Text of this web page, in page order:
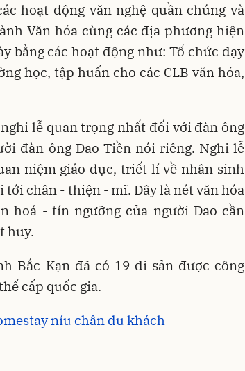
hoạt động văn nghệ quần chúng và
Văn hóa cùng các địa phương hiện
bằng các hoạt động như: Tổ chức dạy
học, tập huấn cho các CLB văn hóa,
lễ quan trọng nhất đối với đàn ông
đàn ông Dao Tiền nói riêng. Nghi lễ
niệm giáo dục, triết lí về nhân sinh
chân - thiện - mĩ. Đây là nét văn hóa
hoá - tín ngưỡng của người Dao cần
huy.
Bắc Kạn đã có 19 di sản được công
cấp quốc gia.
níu chân du khách